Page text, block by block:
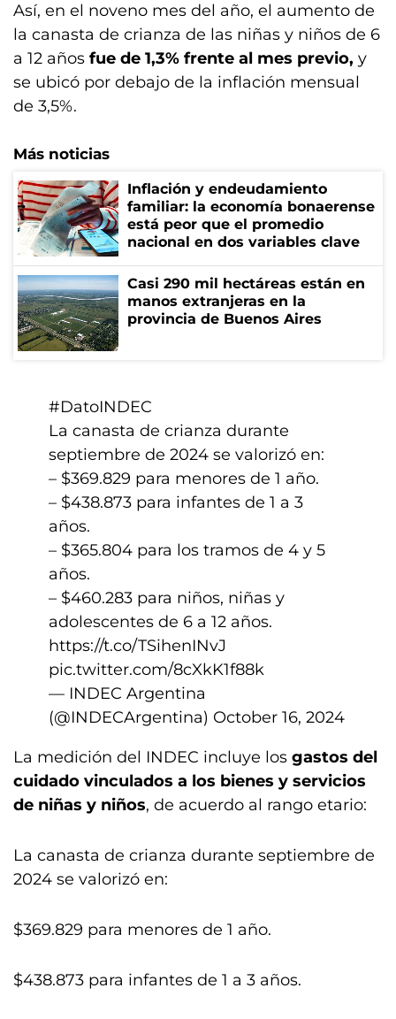
Así, en el noveno mes del año, el aumento de
la canasta de crianza de las niñas y niños de 6
a 12 años fue de 1,3% frente al mes previo, y
se ubicó por debajo de la inflación mensual
de 3,5%.
Más noticias
Inflación y endeudamiento
familiar: la economía bonaerense
está peor que el promedio
nacional en dos variables clave
Casi 290 mil hectáreas están en
manos extranjeras en la
provincia de Buenos Aires
#DatoINDEC
La canasta de crianza durante
septiembre de 2024 se valorizó en:
– $369.829 para menores de 1 año.
– $438.873 para infantes de 1 a 3
años.
– $365.804 para los tramos de 4 y 5
años.
– $460.283 para niños, niñas y
adolescentes de 6 a 12 años.
https://t.co/TSihenINvJ
pic.twitter.com/8cXkK1f88k
— INDEC Argentina
(@INDECArgentina) October 16, 2024
La medición del INDEC incluye los gastos del
cuidado vinculados a los bienes y servicios
de niñas y niños, de acuerdo al rango etario:
La canasta de crianza durante septiembre de
2024 se valorizó en:
$369.829 para menores de 1 año.
$438.873 para infantes de 1 a 3 años.